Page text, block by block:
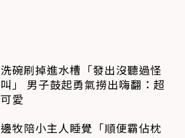
洗碗刷掉進水槽「發出沒聽過怪
叫」 男子鼓起勇氣撈出嗨翻：超
可愛
邊牧陪小主人睡覺「順便霸佔枕